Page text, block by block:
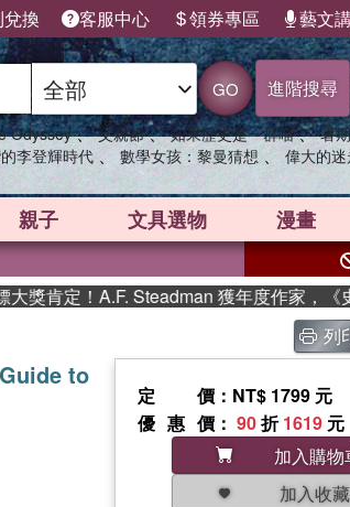
換 客服中心 領券專區 藝文
GO 進階搜尋
Odyssey 、 父親節 、 如果歷史是一群喵 、 暑
李登輝時代 、 數學女孩：黎曼猜想 、 偉大的
親子 文具選物 漫畫
肯定！A.F. Steadman 獲年度作家，《史
列
to
定價 ：NT$ 1799 元
優惠價 ： 90折1619 元
加入購物
加入收藏